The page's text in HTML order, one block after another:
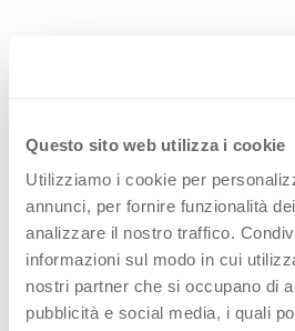
Questo sito web utilizza i cookie
Utilizziamo i cookie per
annunci, per fornire funzionalità
analizzare il nostro traffico.
informazioni sul modo in cui
nostri partner che si occupano di
pubblicità e social media, i quali
Rosso Oriente
0576
Bruno Gazzella
0593
Fucsia
0594
Container
Glicine
0605
Container